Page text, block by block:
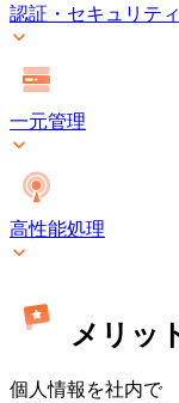
オ
ン
レ
ス]
認証・セキュリティ
一元管理
高性能処理
メリッ
個人情報を社内で